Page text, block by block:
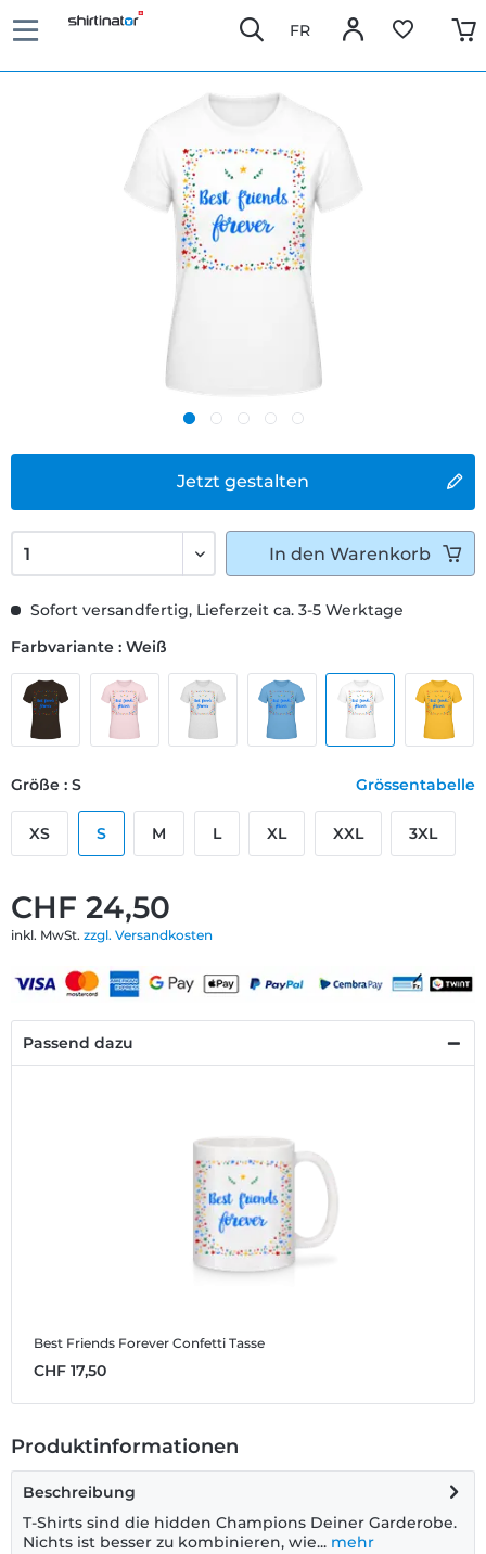
FR
Jetzt gestalten
CHF 24,50
inkl. MwSt. zzgl. Versandkosten
Sofort versandfertig, Lieferzeit ca. 3-5 Werktage
Farbvariante : Weiß
Größe : S Grössentabelle
XS S M L XL XXL 3XL
In den Warenkorb
Passend dazu
Best Friends Forever Confetti Tasse
CHF 17,50
Produktinformationen
Beschreibung
T-Shirts sind die hidden Champions Deiner Garderobe.
Nichts ist besser zu kombinieren, wie... mehr